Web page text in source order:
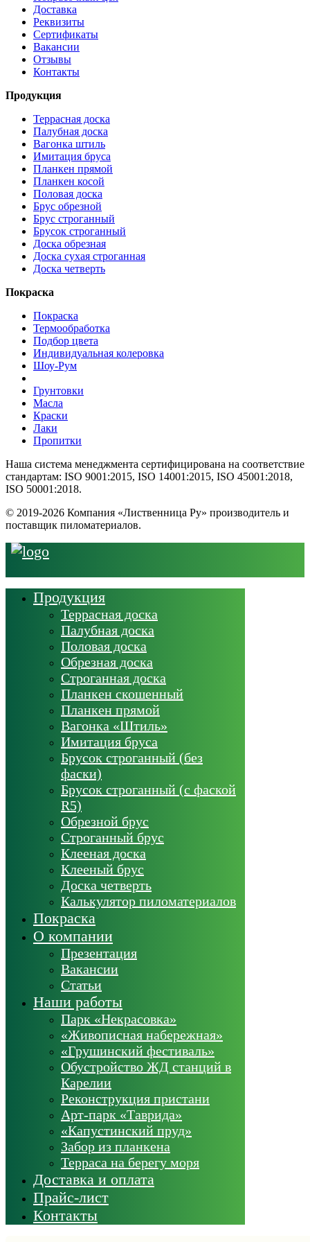
Доставка
Реквизиты
Сертификаты
Вакансии
Отзывы
Контакты
Продукция
Террасная доска
Палубная доска
Вагонка штиль
Имитация бруса
Планкен прямой
Планкен косой
Половая доска
Брус обрезной
Брус строганный
Брусок строганный
Доска обрезная
Доска сухая строганная
Доска четверть
Покраска
Покраска
Термообработка
Подбор цвета
Индивидуальная колеровка
Шоу-Рум
Грунтовки
Масла
Краски
Лаки
Пропитки
Наша система менеджмента сертифицирована на соответствие
стандартам: ISO 9001:2015, ISO 14001:2015, ISO 45001:2018,
ISO 50001:2018.
© 2019-2026 Компания «Лиственница Ру» производитель и
поставщик пиломатериалов.
Продукция
Террасная доска
Палубная доска
Половая доска
Обрезная доска
Строганная доска
Планкен скошенный
Планкен прямой
Вагонка «Штиль»
Имитация бруса
Брусок строганный (без
фаски)
Брусок строганный (с фаской
R5)
Обрезной брус
Строганный брус
Клееная доска
Клееный брус
Доска четверть
Калькулятор пиломатериалов
Покраска
О компании
Презентация
Вакансии
Статьи
Наши работы
Парк «Некрасовка»
«Живописная набережная»
«Грушинский фестиваль»
Обустройство ЖД станций в
Карелии
Реконструкция пристани
Арт-парк «Таврида»
«Капустинский пруд»
Забор из планкена
Терраса на берегу моря
Доставка и оплата
Прайс-лист
Контакты